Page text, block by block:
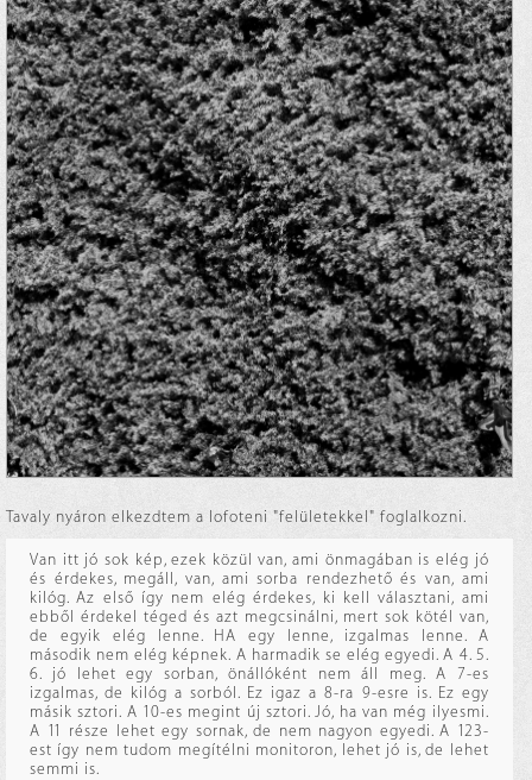
Tavaly nyáron elkezdtem a lofoteni "felületekkel" foglalkozni.
Van itt jó sok kép, ezek közül van, ami önmagában is elég jó
és érdekes, megáll, van, ami sorba rendezhető és van, ami
kilóg. Az első így nem elég érdekes, ki kell választani, ami
ebből érdekel téged és azt megcsinálni, mert sok kötél van,
de egyik elég lenne. HA egy lenne, izgalmas lenne. A
második nem elég képnek. A harmadik se elég egyedi. A 4. 5.
6. jó lehet egy sorban, önállóként nem áll meg. A 7-es
izgalmas, de kilóg a sorból. Ez igaz a 8-ra 9-esre is. Ez egy
másik sztori. A 10-es megint új sztori. Jó, ha van még ilyesmi.
A 11 része lehet egy sornak, de nem nagyon egyedi. A 123-
est így nem tudom megítélni monitoron, lehet jó is, de lehet
semmi is.